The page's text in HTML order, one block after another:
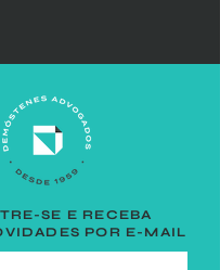
SE E RECEBA
POR E-MAIL